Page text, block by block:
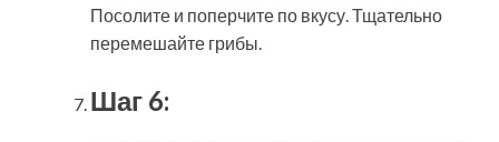
Посолите и поперчите по вкусу. Тщательно
перемешайте грибы.
Шаг 6: